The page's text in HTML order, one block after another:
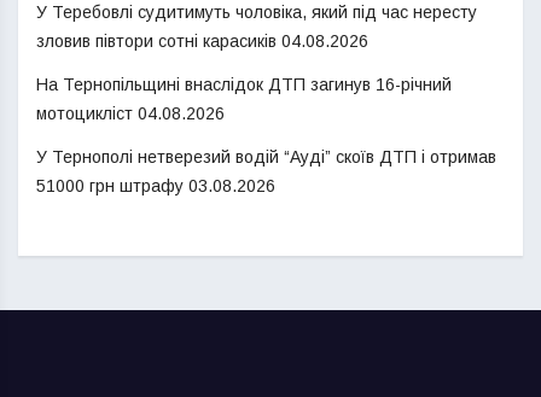
У Теребовлі судитимуть чоловіка, який під час нересту
зловив півтори сотні карасиків 04.08.2026
На Тернопільщині внаслідок ДТП загинув 16-річний
мотоцикліст 04.08.2026
У Тернополі нетверезий водій “Ауді” скоїв ДТП і отримав
51000 грн штрафу 03.08.2026